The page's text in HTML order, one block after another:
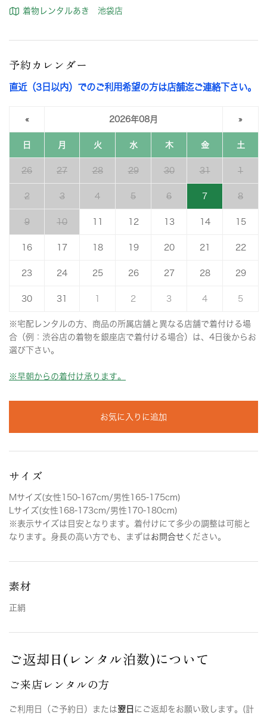
着物レンタルあき 池袋店
予約カレンダー
直近（3日以内）でのご利用希望の方は店舗迄ご連絡下さい。
« 2026年08月 »
日 月 火 水 木 金 土
26 27 28 29 30 31 1
2 3 4 5 6 7 8
9 10 12 13 14 15
16 17 18 19 20 21 22
23 24 25 26 27 28 29
30 31 2 3 4 5
※宅配レンタルの方、商品の所属店舗と異なる店舗で着付ける場
合（例：渋谷店の着物を銀座店で着付ける場合）は、4日後からお
選び下さい。
※早朝からの着付け承ります。
お気に入りに追加
サイズ
Mサイズ(女性150-167cm/男性165-175cm)
Lサイズ(女性168-173cm/男性170-180cm)
※表示サイズは目安となります。着付けにて多少の調整は可能と
なります。身長の高い方でも、まずはお問合せ ください。
素材
正絹
ご返却日(レンタル泊数)について
ご来店レンタルの方
ご利用日（ご予約日）または翌日 にご返却をお願い致します。(計